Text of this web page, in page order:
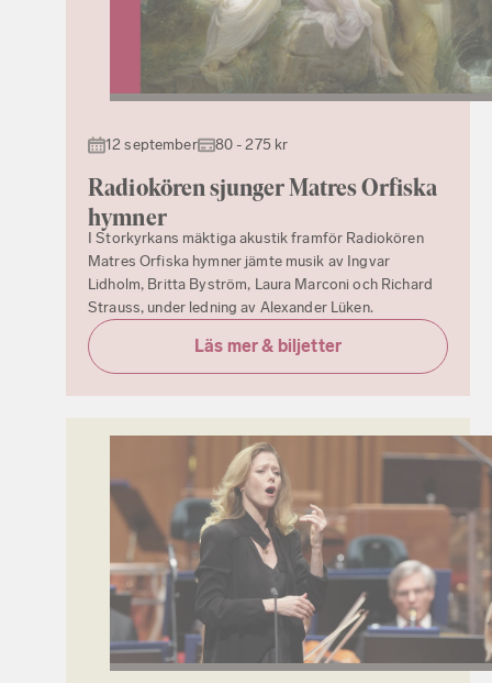
12 september 80 - 275 kr
Radiokören sjunger Matres Orfiska
hymner
I Storkyrkans mäktiga akustik framför Radiokören
Matres Orfiska hymner jämte musik av Ingvar
Lidholm, Britta Byström, Laura Marconi och Richard
Strauss, under ledning av Alexander Lüken.
Läs mer & biljetter